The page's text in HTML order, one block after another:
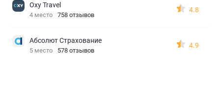
Oxy Travel
4 место 758 отзывов
4.8
Абсолют Страхование
5 место 578 отзывов
4.9